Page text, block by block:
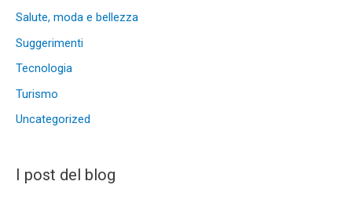
Salute, moda e bellezza
Suggerimenti
Tecnologia
Turismo
Uncategorized
I post del blog